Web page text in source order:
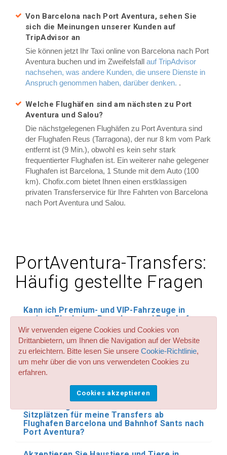
Von Barcelona nach Port Aventura, sehen Sie
sich die Meinungen unserer Kunden auf
TripAdvisor an
Sie können jetzt Ihr Taxi online von Barcelona nach Port
Aventura buchen und im Zweifelsfall auf TripAdvisor
nachsehen, was andere Kunden, die unsere Dienste in
Anspruch genommen haben, darüber denken. .
Welche Flughäfen sind am nächsten zu Port
Aventura und Salou?
Die nächstgelegenen Flughäfen zu Port Aventura sind
der Flughafen Reus (Tarragona), der nur 8 km vom Park
entfernt ist (9 Min.), obwohl es kein sehr stark
frequentierter Flughafen ist. Ein weiterer nahe gelegener
Flughafen ist Barcelona, 1 Stunde mit dem Auto (100
km). Chofix.com bietet Ihnen einen erstklassigen
privaten Transferservice für Ihre Fahrten von Barcelona
nach Port Aventura und Salou.
PortAventura-Transfers:
Häufig gestellte Fragen
Kann ich Premium- und VIP-Fahrzeuge in
meinen Flughafen Barcelona und Bahnhof
Sants nach Port Aventura-Transfer- und
Transferreservierungen reservieren?
Haben Sie Sitzplätze für Kinder und Babys
bei allen Transferservices und Transfers ab
und bis zu PortAventura von Barcelona?
Welchen Preis haben sie?
Sitzplätzen für meine Transfers ab
Flughafen Barcelona und Bahnhof Sants nach
Port Aventura?
Wir verwenden eigene Cookies und Cookies von
Drittanbietern, um Ihnen die Navigation auf der Website
zu erleichtern. Bitte lesen Sie unsere Cookie-Richtlinie,
um mehr über die von uns verwendeten Cookies zu
erfahren.
Cookies akzeptieren